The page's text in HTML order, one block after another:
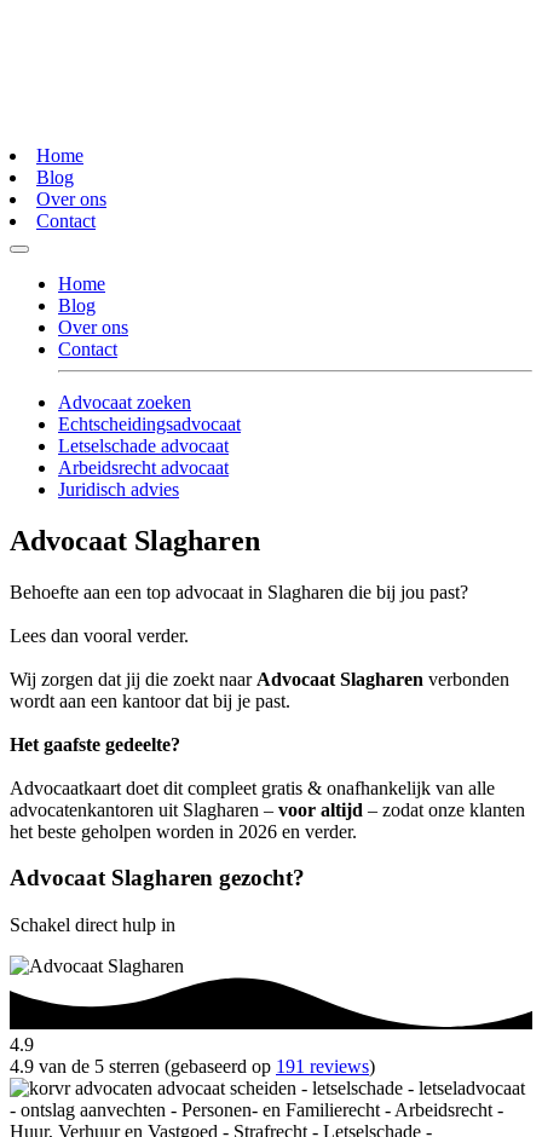
Home
Blog
Over ons
Contact
Home
Blog
Over ons
Contact
Advocaat zoeken
Echtscheidingsadvocaat
Letselschade advocaat
Arbeidsrecht advocaat
Juridisch advies
Advocaat Slagharen
Behoefte aan een top advocaat in Slagharen die bij jou past?
Lees dan vooral verder.
Wij zorgen dat jij die zoekt naar Advocaat Slagharen verbonden
wordt aan een kantoor dat bij je past.
Het gaafste gedeelte?
Advocaatkaart doet dit compleet gratis & onafhankelijk van alle
advocatenkantoren uit Slagharen – voor altijd – zodat onze klanten
het beste geholpen worden in 2026 en verder.
Advocaat Slagharen gezocht?
Schakel direct hulp in
4.9
4.9 van de 5 sterren (gebaseerd op 191 reviews)